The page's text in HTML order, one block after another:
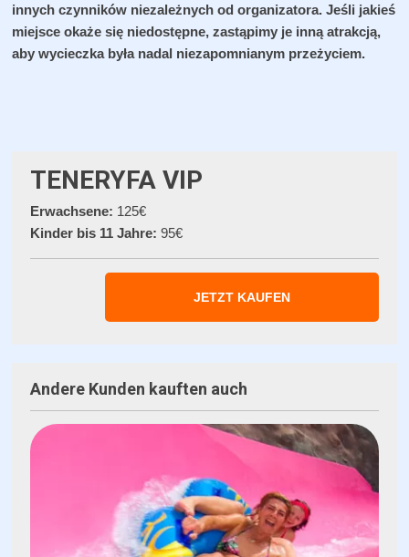
innych czynników niezależnych od organizatora. Jeśli jakieś
miejsce okaże się niedostępne, zastąpimy je inną atrakcją,
aby wycieczka była nadal niezapomnianym przeżyciem.
TENERYFA VIP
Erwachsene: 125€
Kinder bis 11 Jahre: 95€
JETZT KAUFEN
Andere Kunden kauften auch